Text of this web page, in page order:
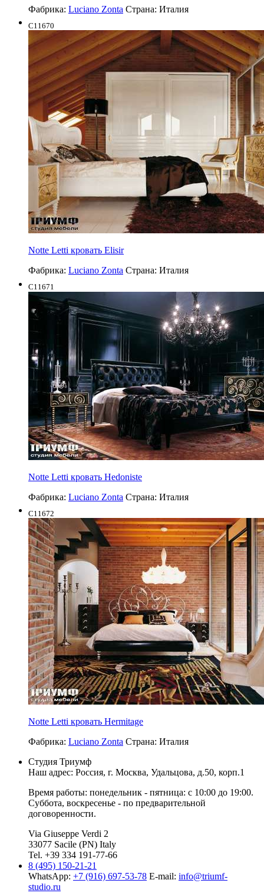
Фабрика: Luciano Zonta Страна: Италия
C11670
Notte Letti кровать Elisir
Фабрика: Luciano Zonta Страна: Италия
C11671
Notte Letti кровать Hedoniste
Фабрика: Luciano Zonta Страна: Италия
C11672
Notte Letti кровать Hermitage
Фабрика: Luciano Zonta Страна: Италия
Студия Триумф
Наш адрес: Россия, г. Москва, Удальцова, д.50, корп.1
Время работы: понедельник - пятница: с 10:00 до 19:00.
Суббота, воскресенье - по предварительной
договоренности.
Via Giuseppe Verdi 2
33077 Sacile (PN) Italy
Tel. +39 334 191-77-66
8 (495) 150-21-21
WhatsApp: +7 (916) 697-53-78 E-mail: info@triumf-
studio.ru